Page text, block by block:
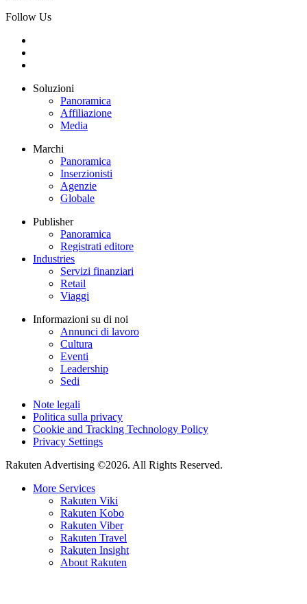
Follow Us
Soluzioni
Panoramica
Affiliazione
Media
Marchi
Panoramica
Inserzionisti
Agenzie
Globale
Publisher
Panoramica
Registrati editore
Industries
Servizi finanziari
Retail
Viaggi
Informazioni su di noi
Annunci di lavoro
Cultura
Eventi
Leadership
Sedi
Note legali
Politica sulla privacy
Cookie and Tracking Technology Policy
Privacy Settings
Rakuten Advertising ©2026. All Rights Reserved.
More Services
Rakuten Viki
Rakuten Kobo
Rakuten Viber
Rakuten Travel
Rakuten Insight
About Rakuten